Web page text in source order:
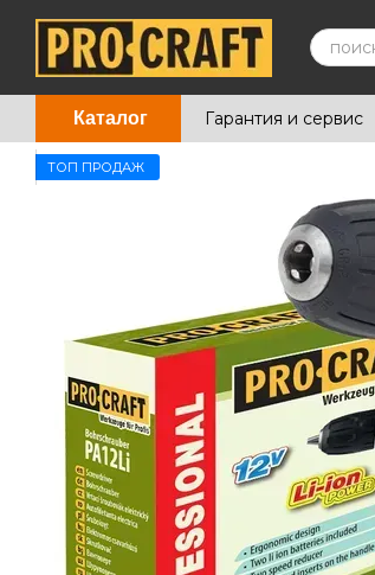
Перейти к основному контенту
Каталог Гарантия и сервис
ТОП ПРОДАЖ